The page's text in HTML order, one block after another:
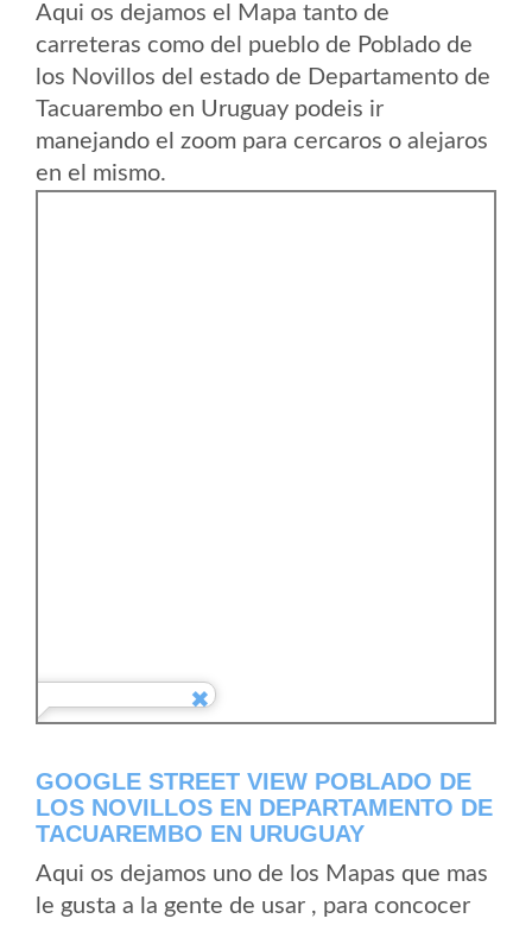
Aqui os dejamos el Mapa tanto de
carreteras como del pueblo de Poblado de
los Novillos del estado de Departamento de
Tacuarembo en Uruguay podeis ir
manejando el zoom para cercaros o alejaros
en el mismo.
GOOGLE STREET VIEW POBLADO DE
LOS NOVILLOS EN DEPARTAMENTO DE
TACUAREMBO EN URUGUAY
Aqui os dejamos uno de los Mapas que mas
le gusta a la gente de usar , para concocer